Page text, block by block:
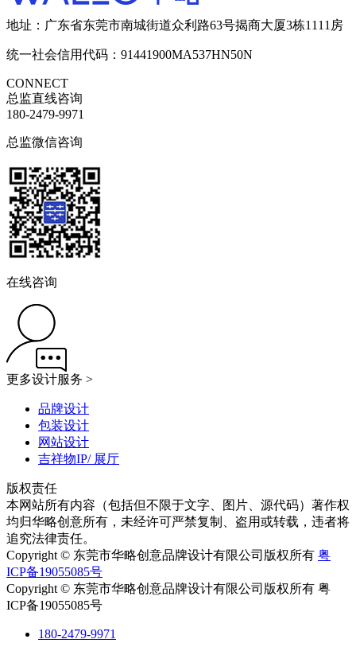
地址：广东省东莞市南城街道众利路63号揭商大厦3栋1111房
统一社会信用代码：91441900MA537HN50N
CONNECT
总监直线咨询
180-2479-9971
总监微信咨询
在线咨询
更多设计服务 >
品牌设计
包装设计
网站设计
吉祥物IP/ 展厅
版权责任
本网站所有内容（包括但不限于文字、图片、源代码）著作权
均归华略创意所有，未经许可严禁复制、盗用或转载，违者将
追究法律责任。
Copyright © 东莞市华略创意品牌设计有限公司版权所有 粤
ICP备19055085号
Copyright © 东莞市华略创意品牌设计有限公司版权所有 粤
ICP备19055085号
180-2479-9971